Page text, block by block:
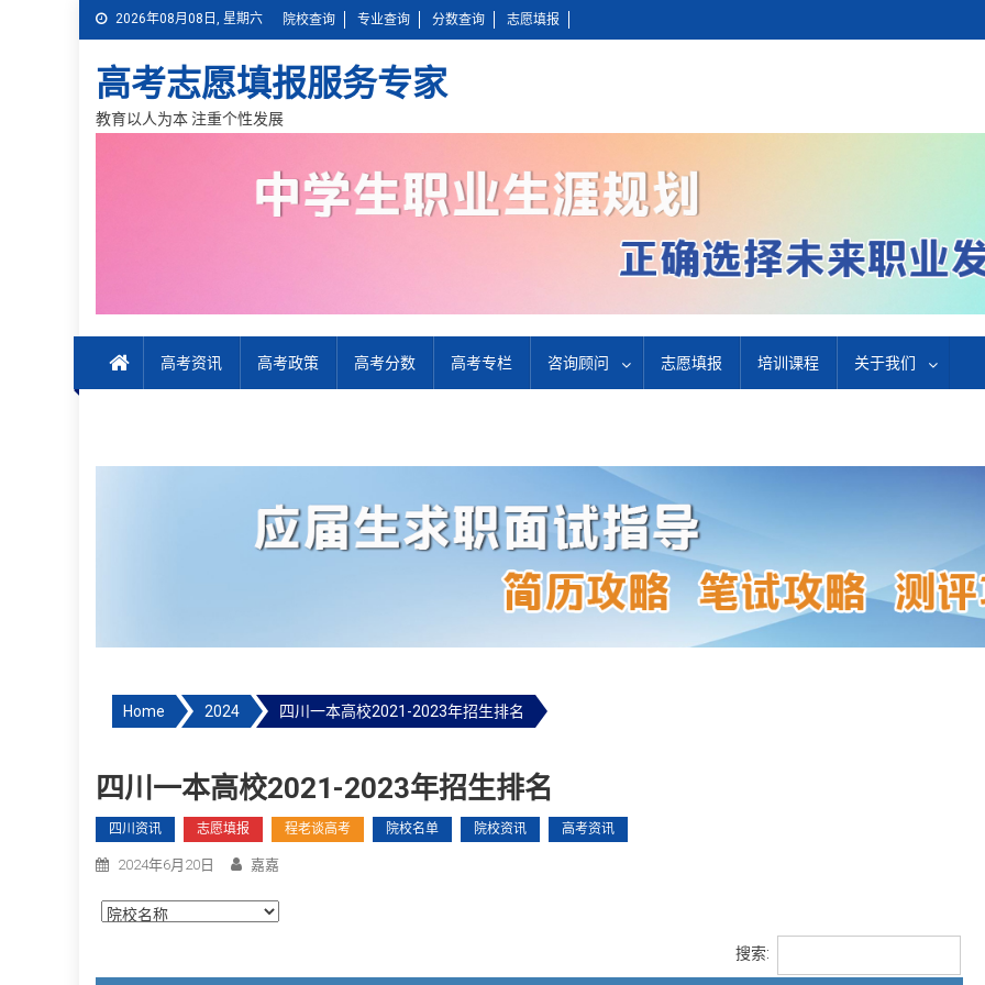
2026年08月08日, 星期六 院校查询 专业查询 分数查询 志愿填报
高考志愿填报服务专家
教育以人为本 注重个性发展
高考资讯 高考政策 高考分数 高考专栏 咨询顾问 志愿填报 培训课程 关于我们
Home 2024 四川一本高校2021-2023年招生排名
四川一本高校2021-2023年招生排名
四川资讯 志愿填报 程老谈高考 院校名单 院校资讯 高考资讯
2024年6月20日 嘉嘉
搜索: